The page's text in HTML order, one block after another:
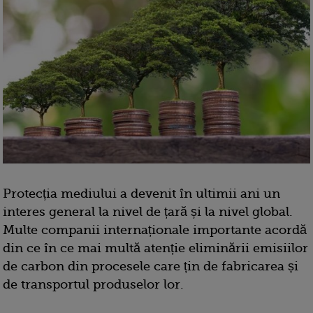
Protecția mediului a devenit în ultimii ani un
interes general la nivel de țară și la nivel global.
Multe companii internaționale importante acordă
din ce în ce mai multă atenție eliminării emisiilor
de carbon din procesele care țin de fabricarea și
de transportul produselor lor.